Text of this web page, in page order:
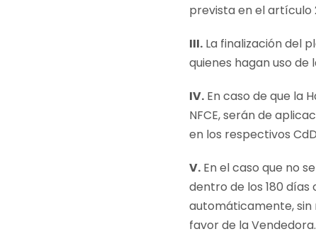
prevista en el artículo
III. La finalización del
quienes hagan uso
IV. En caso de que la
NFCE, serán de
en los respectivos
V. En el caso que no
dentro de los 180
automáticamente, sin
favor de la Vendedora.